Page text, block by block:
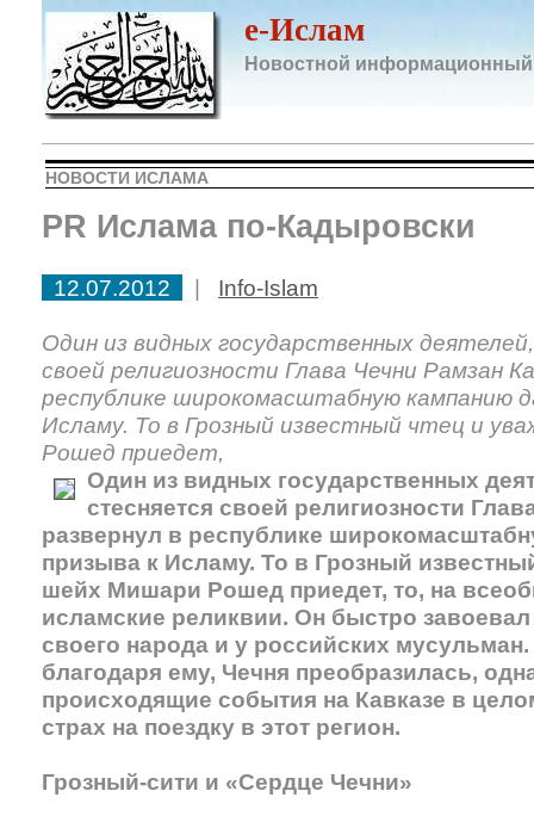
e-Ислам
Новостной информационный
НОВОСТИ ИСЛАМА
PR Ислама по-Кадыровски
12.07.2012 | Info-Islam
Один из видных государственных
своей религиозности Глава Чечни Рамзан
республике широкомасштабную кампанию
Исламу. То в Грозный известный чтец и
Рошед приедет,
Один из видных государственных
стесняется своей религиозности
развернул в республике
призыва к Исламу. То в Грозный
шейх Мишари Рошед приедет, то, на
исламские реликвии. Он быстро
своего народа и у российских
благодаря ему, Чечня преобразилась,
происходящие события на Кавказе в
страх на поездку в этот регион.
Грозный-сити и «Сердце Чечни»